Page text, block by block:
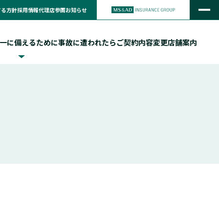
方針採用情報代理店参画お知らせ
に備えるために事故に遭われたらご契約内容変更店舗案内